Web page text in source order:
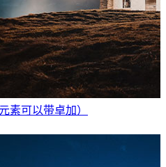
素可以带卓加）